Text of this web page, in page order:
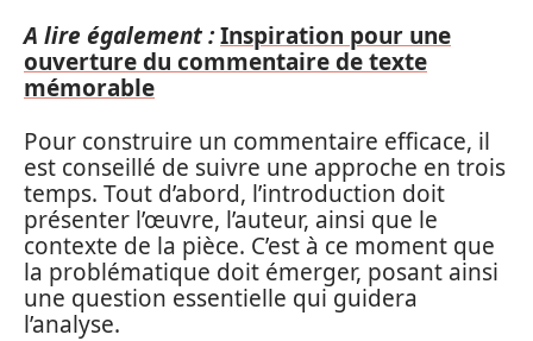
A lire également :Inspiration pour une
ouverture du commentaire de texte
mémorable
Pour construire un commentaire efficace, il
est conseillé de suivre une approche en trois
temps. Tout d’abord, l’introduction doit
présenter l’œuvre, l’auteur, ainsi que le
contexte de la pièce. C’est à ce moment que
la problématique doit émerger, posant ainsi
une question essentielle qui guidera
l’analyse.